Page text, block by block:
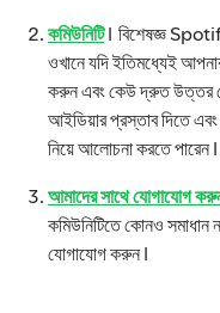
কমিউনিটি। বিশেষজ্ঞ
ওখানে যদি ইতিমধ্যেই
করুন এবং কেউ দ্রুত উত্তর
আইডিয়ার প্রস্তাব দিতে
নিয়ে আলোচনা করতে পারেন।
আমাদের সাথে যোগাযোগ
কমিউনিটিতে কোনও সমাধান
যোগাযোগ করুন।